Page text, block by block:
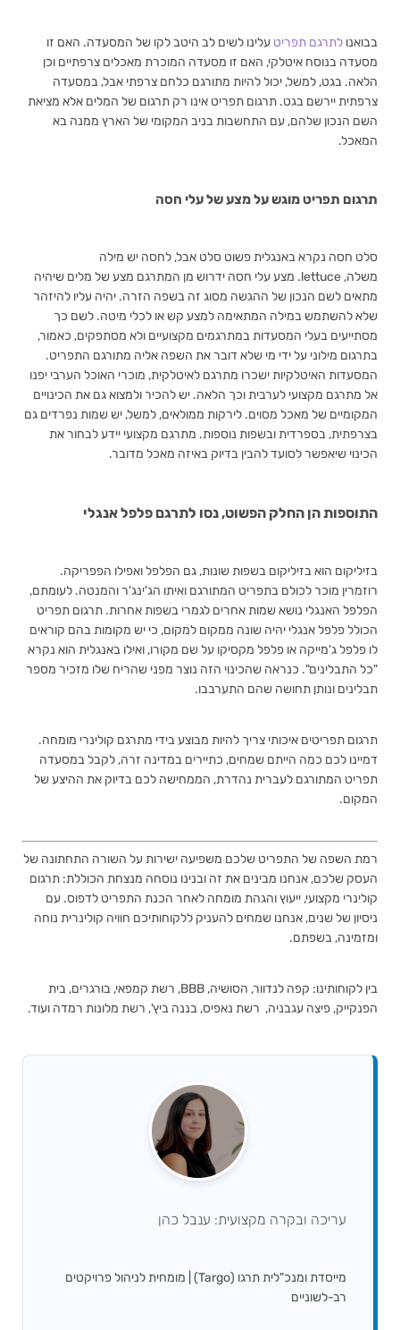
בבואנו לתרגם תפריט עלינו לשים לב היטב לקו של המסעדה. האם זו
מסעדה בנוסח איטלקי, האם זו מסעדה המוכרת מאכלים צרפתיים וכן
הלאה. בגט, למשל, יכול להיות מתורגם כלחם צרפתי אבל, במסעדה
צרפתית יירשם בגט. תרגום תפריט אינו רק תרגום של המלים אלא מציאת
השם הנכון שלהם, עם התחשבות בניב המקומי של הארץ ממנה בא
המאכל.
תרגום תפריט מוגש על מצע של עלי חסה
סלט חסה נקרא באנגלית פשוט סלט אבל, לחסה יש מילה
משלה, lettuce. מצע עלי חסה ידרוש מן המתרגם מצע של מלים שיהיה
מתאים לשם הנכון של ההגשה מסוג זה בשפה הזרה. יהיה עליו להיזהר
שלא להשתמש במילה המתאימה למצע קש או לכלי מיטה. לשם כך
מסתייעים בעלי המסעדות במתרגמים מקצועיים ולא מסתפקים, כאמור,
בתרגום מילוני על ידי מי שלא דובר את השפה אליה מתורגם התפריט.
המסעדות האיטלקיות ישכרו מתרגם לאיטלקית, מוכרי האוכל הערבי יפנו
אל מתרגם מקצועי לערבית וכך הלאה. יש להכיר ולמצוא גם את הכינויים
המקומיים של מאכל מסוים. לירקות ממולאים, למשל, יש שמות נפרדים גם
בצרפתית, בספרדית ובשפות נוספות. מתרגם מקצועי יידע לבחור את
הכינוי שיאפשר לסועד להבין בדיוק באיזה מאכל מדובר.
התוספות הן החלק הפשוט, נסו לתרגם פלפל אנגלי
בזיליקום הוא בזיליקום בשפות שונות, גם הפלפל ואפילו הפפריקה.
רוזמרין מוכר לכולם בתפריט המתורגם ואיתו הג'ינג'ר והמנטה. לעומתם,
הפלפל האנגלי נושא שמות אחרים לגמרי בשפות אחרות. תרגום תפריט
הכולל פלפל אנגלי יהיה שונה ממקום למקום, כי יש מקומות בהם קוראים
לו פלפל ג'מייקה או פלפל מקסיקו על שם מקורו, ואילו באנגלית הוא נקרא
"כל התבלינים". כנראה שהכינוי הזה נוצר מפני שהריח שלו מזכיר מספר
תבלינים ונותן תחושה שהם התערבבו.
תרגום תפריטים איכותי צריך להיות מבוצע בידי מתרגם קולינרי מומחה.
דמיינו לכם כמה הייתם שמחים, כתיירים במדינה זרה, לקבל במסעדה
תפריט המתורגם לעברית נהדרת, הממחישה לכם בדיוק את ההיצע של
המקום.
רמת השפה של התפריט שלכם משפיעה ישירות על השורה התחתונה של
העסק שלכם, אנחנו מבינים את זה ובנינו נוסחה מנצחת הכוללת: תרגום
קולינרי מקצועי, ייעוץ והגהת מומחה לאחר הכנת התפריט לדפוס. עם
ניסיון של שנים, אנחנו שמחים להעניק ללקוחותיכם חוויה קולינרית נוחה
ומזמינה, בשפתם.
בין לקוחותינו: קפה לנדוור, הסושיה, BBB, רשת קמפאי, בורגרים, בית
הפנקייק, פיצה עגבניה, רשת נאפיס, בננה ביץ', רשת מלונות רמדה ועוד.
עריכה ובקרה מקצועית: ענבל כהן
מייסדת ומנכ"לית תרגו (Targo) | מומחית לניהול פרויקטים
רב-לשוניים